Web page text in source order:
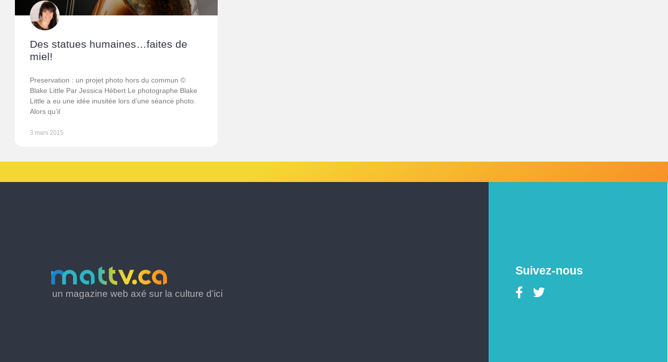
Des statues humaines…faites de
miel!
Preservation : un projet photo hors du commun ©
Blake Little Par Jessica Hébert Le photographe Blake
Little a eu une idée inusitée lors d’une séance photo.
Alors qu’il
3 mars 2015
un magazine web axé sur la culture d’ici
Suivez-nous